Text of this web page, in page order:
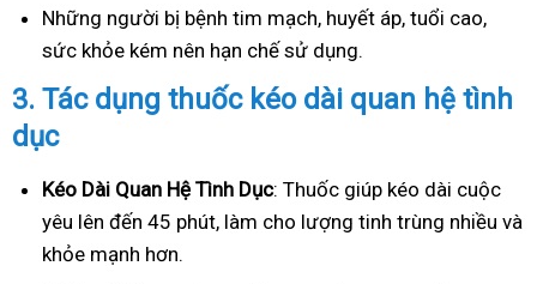
Những người bị bệnh tim mạch, huyết áp, tuổi cao,
sức khỏe kém nên hạn chế sử dụng.
3. Tác dụng thuốc kéo dài quan hệ tình
dục
Kéo Dài Quan Hệ Tình Dục: Thuốc giúp kéo dài cuộc
yêu lên đến 45 phút, làm cho lượng tinh trùng nhiều và
khỏe mạnh hơn.